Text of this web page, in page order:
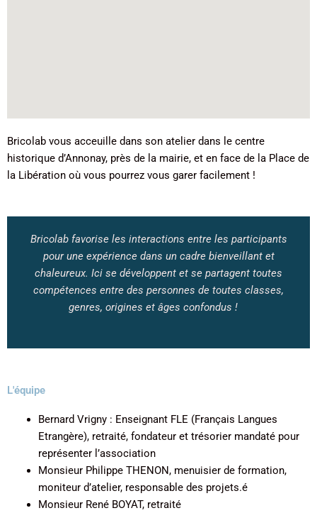
Bricolab vous acceuille dans son atelier dans le centre
historique d’Annonay, près de la mairie, et en face de la Place de
la Libération où vous pourrez vous garer facilement !
Bricolab favorise les interactions entre les participants
pour une expérience dans un cadre bienveillant et
chaleureux. Ici se développent et se partagent toutes
compétences entre des personnes de toutes classes,
genres, origines et âges confondus !
L'équipe
Bernard Vrigny : Enseignant FLE (Français Langues
Etrangère), retraité, fondateur et trésorier mandaté pour
représenter l’association
Monsieur Philippe THENON, menuisier de formation,
moniteur d’atelier, responsable des projets.é
Monsieur René BOYAT, retraité